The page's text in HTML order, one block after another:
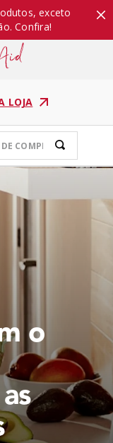
exceto
Confira!
LOJA
o